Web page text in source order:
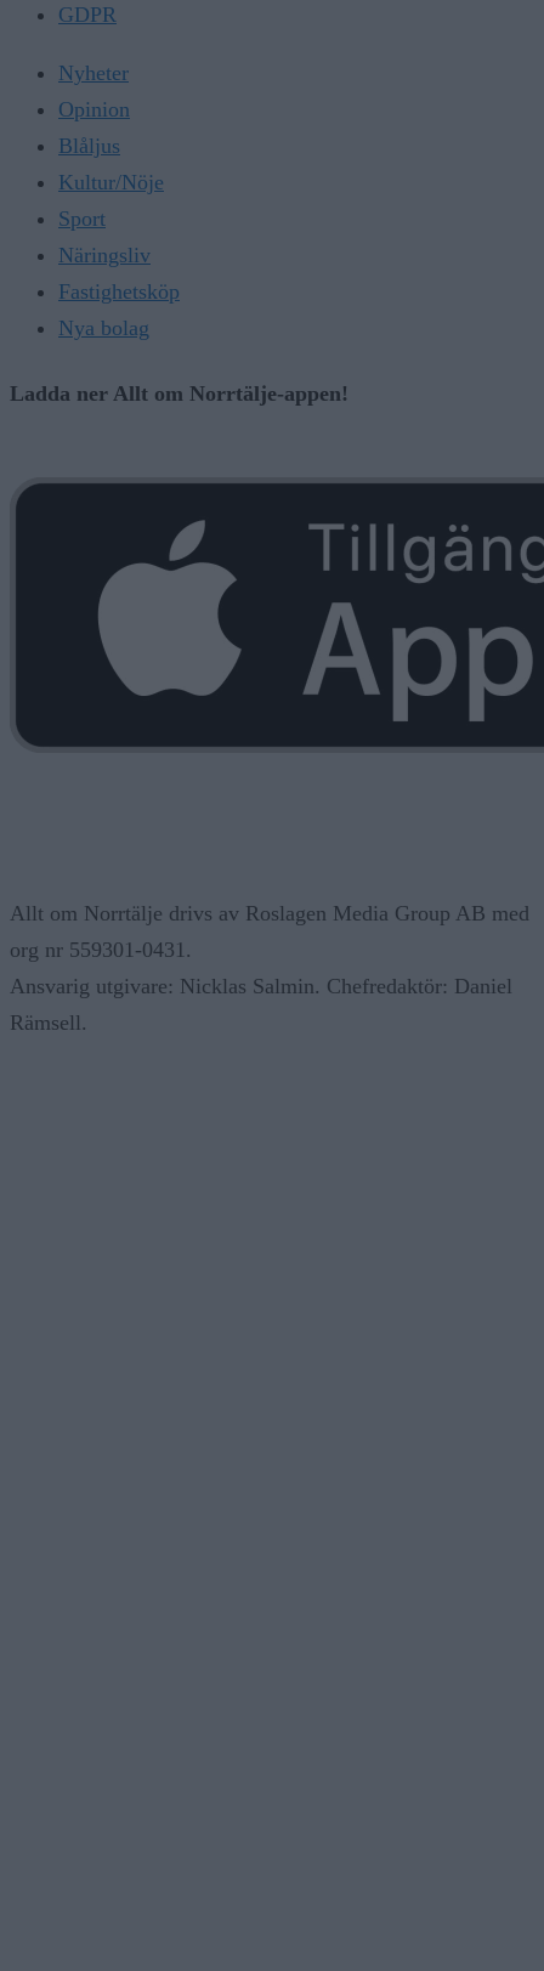
GDPR
Nyheter
Opinion
Blåljus
Kultur/Nöje
Sport
Näringsliv
Fastighetsköp
Nya bolag
Ladda ner Allt om Norrtälje-appen!
Allt om Norrtälje drivs av Roslagen Media Group AB med
org nr 559301-0431.
Ansvarig utgivare: Nicklas Salmin. Chefredaktör: Daniel
Rämsell.